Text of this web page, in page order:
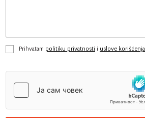
Prihvatam politiku privatnosti i uslove korišćenja